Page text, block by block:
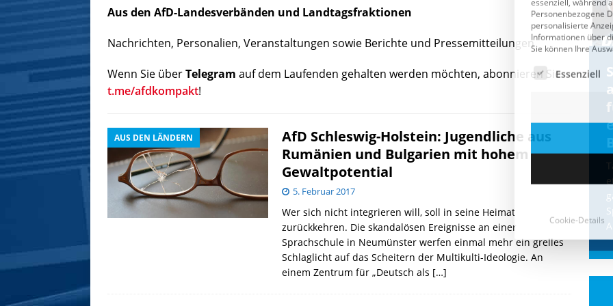
Aus den AfD-Landesverbänden und Landtagsfraktionen
Nachrichten, Personalien, Veranstaltungen sowie Berichte und Pressemitteilungen
Wenn Sie überTelegram auf dem Laufenden gehalten werden möchten, abonnieren Sie
t.me/afdkompakt!
AUS DEN LÄNDERN
AfD Schleswig-Holstein: Jugendliche aus
Rumänien und Bulgarien mit hohem
Gewaltpotential
5. Februar 2017
Wer sich nicht integrieren will, soll in seine Heimat
zurückkehren. Die skandalösen Ereignisse an einer
Sprachschule in Neumünster werfen einmal mehr ein grelles
Schlaglicht auf das Scheitern der Multikulti-Ideologie. An
einem Zentrum für „Deutsch als […]
CDU & Ampel wollen nach
Die Bundesregierung und die CDU
halten die Wähler für dumm! Weil die
Stimmung wegen der von Afghanen
Flüge vor der[...]